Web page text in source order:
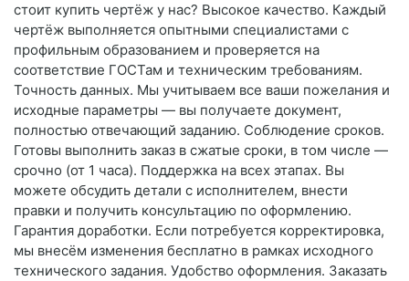
стоит купить чертёж у нас? Высокое качество. Каждый
чертёж выполняется опытными специалистами с
профильным образованием и проверяется на
соответствие ГОСТам и техническим требованиям.
Точность данных. Мы учитываем все ваши пожелания и
исходные параметры — вы получаете документ,
полностью отвечающий заданию. Соблюдение сроков.
Готовы выполнить заказ в сжатые сроки, в том числе —
срочно (от 1 часа). Поддержка на всех этапах. Вы
можете обсудить детали с исполнителем, внести
правки и получить консультацию по оформлению.
Гарантия доработки. Если потребуется корректировка,
мы внесём изменения бесплатно в рамках исходного
технического задания. Удобство оформления. Заказать